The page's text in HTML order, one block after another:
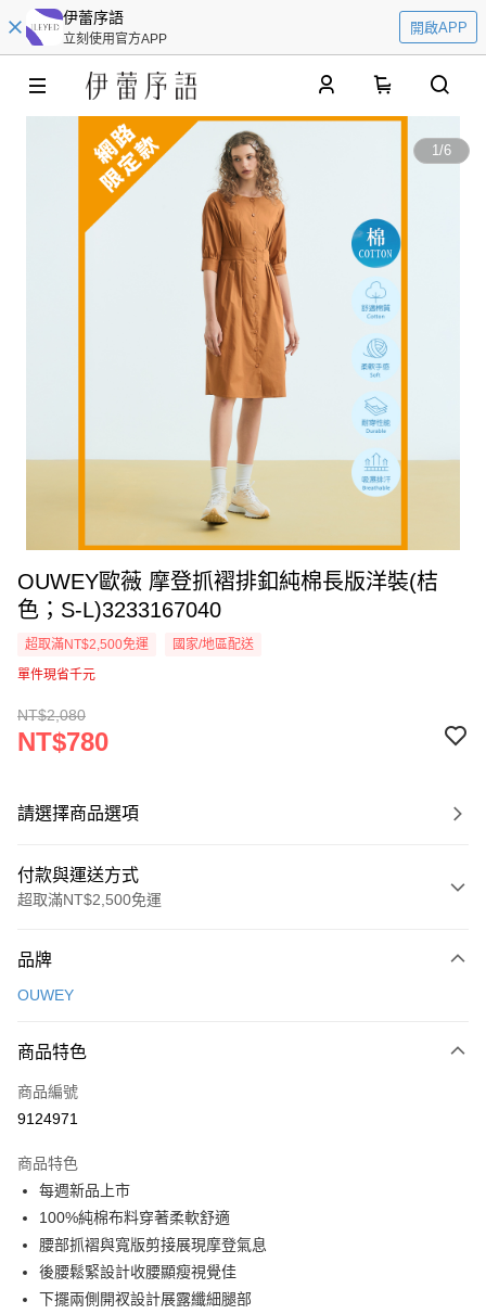
伊蕾序語
立刻使用官方APP
開啟APP
1/6
OUWEY歐薇 摩登抓褶排釦純棉長版洋裝(桔
色；S-L)3233167040
超取滿NT$2,500免運
國家/地區配送
單件現省千元
NT$2,080
NT$780
請選擇商品選項
付款與運送方式
超取滿NT$2,500免運
信用卡一次付款
3 期 0 利率 每期
合作金庫商業銀行
上海商業儲蓄銀行
臺灣中小企業銀行
匯豐（台灣）商業銀行
聯邦商業銀行
元大商業銀行
永豐商業銀行
玉山商業銀行
台灣樂天信用卡公司
超商取貨付款
LINE Pay
Apple Pay
街口支付
悠遊付
全盈+PAY
品牌
OUWEY
商品特色
商品編號
9124971
商品特色
每週新品上市
100%純棉布料穿著柔軟舒適
腰部抓褶與寬版剪接展現摩登氣息
後腰鬆緊設計收腰顯瘦視覺佳
下擺兩側開衩設計展露纖細腿部